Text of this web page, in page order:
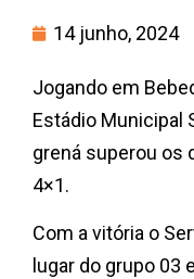
14 junho, 2024
Jogando em
Estádio Municipal
grená superou os
4×1.
Com a vitória o
lugar do grupo 03